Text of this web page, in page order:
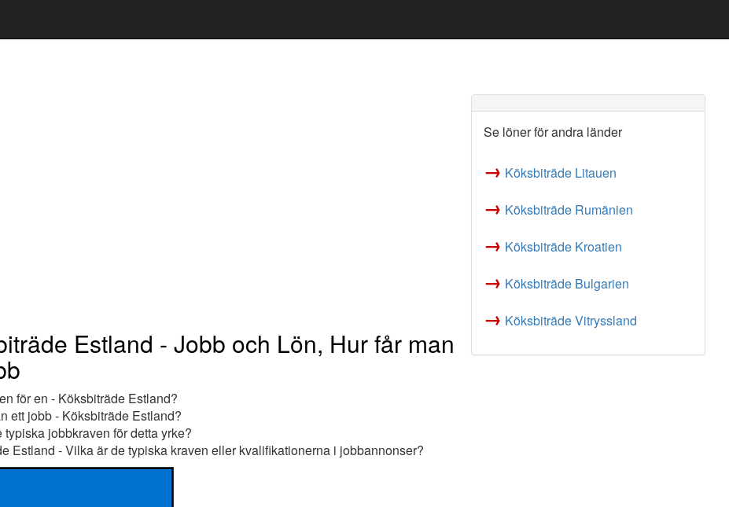
Estland - Jobb och Lön, Hur får man
för en - Köksbiträde Estland?
ett jobb - Köksbiträde Estland?
typiska jobbkraven för detta yrke?
Estland - Vilka är de typiska kraven eller kvalifikationerna i jobbannonser?
Se löner för andra länder
→ Köksbiträde Litauen
→ Köksbiträde Rumänien
→ Köksbiträde Kroatien
→ Köksbiträde Bulgarien
→ Köksbiträde Vitryssland